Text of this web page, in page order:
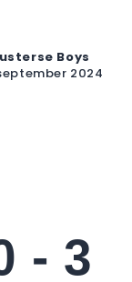
Boys
2024
- 3